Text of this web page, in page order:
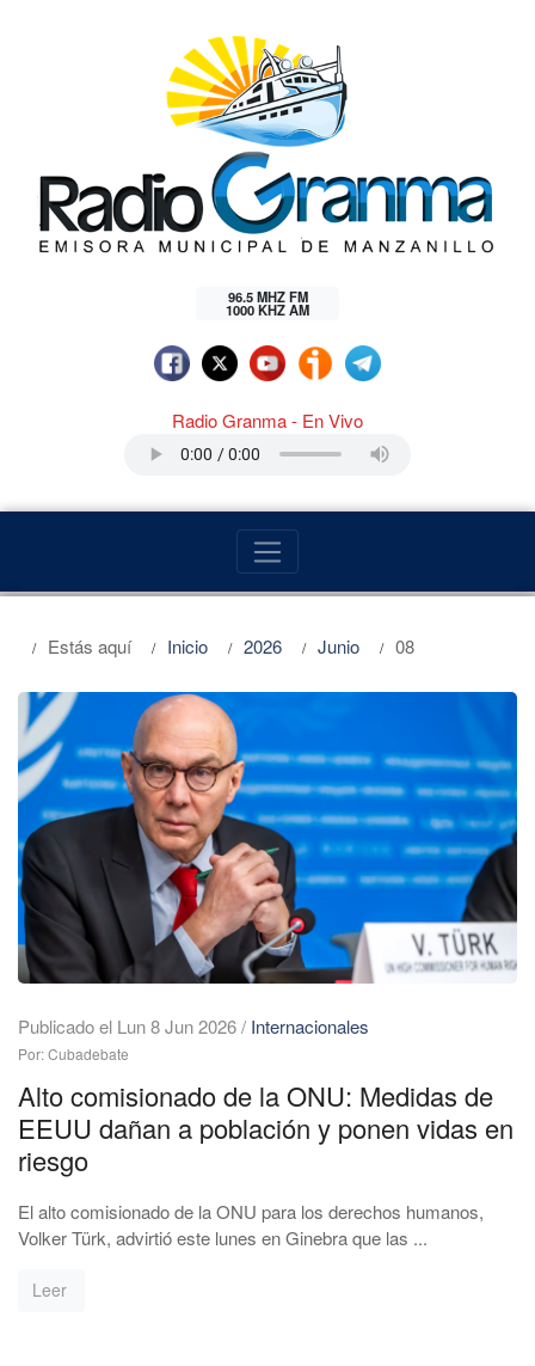
96.5 MHZ FM
1000 KHZ AM
Radio Granma - En Vivo
Estás aquí Inicio 2026 Junio 08
Publicado el Lun 8 Jun 2026/ Internacionales
Por: Cubadebate
Alto comisionado de la ONU: Medidas de
EEUU dañan a población y ponen vidas en
riesgo
El alto comisionado de la ONU para los derechos humanos,
Volker Türk, advirtió este lunes en Ginebra que las ...
Leer